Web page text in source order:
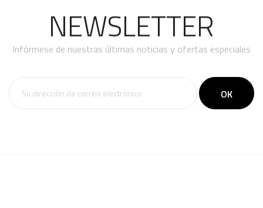
NEWSLETTER
Infórmese de nuestras últimas noticias y ofertas especiales